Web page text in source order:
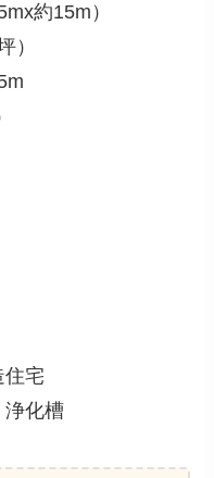
約15m）
）
住宅
浄化槽